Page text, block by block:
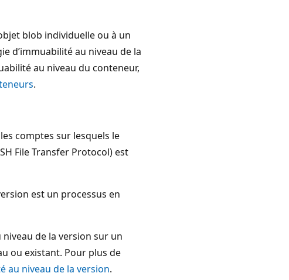
blob individuelle ou à un
d’immuabilité au niveau de la
au niveau du conteneur,
.
comptes sur lesquels le
File Transfer Protocol) est
est un processus en
niveau de la version sur un
ou existant. Pour plus de
au niveau de la version.